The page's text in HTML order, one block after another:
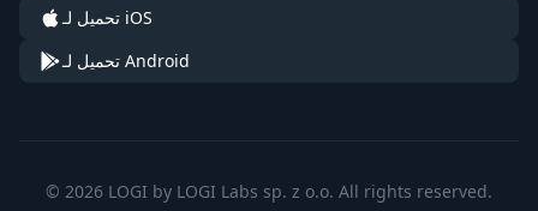
تحميل لـ iOS
تحميل لـ Android
© 2026 LOGI by LOGI Labs sp. z o.o. All rights reserved.